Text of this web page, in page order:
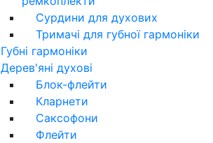
Сурдини для духових
Тримачі для губної гармоніки
Губні гармоніки
Дерев'яні духові
Блок-флейти
Кларнети
Саксофони
Флейти